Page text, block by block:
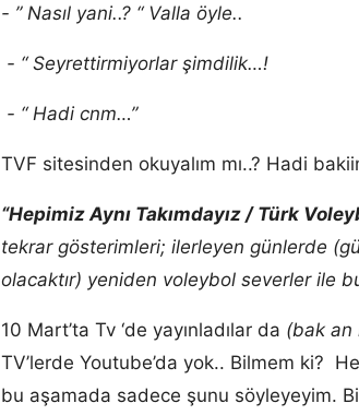
- ” Nasıl yani..? “ Valla öyle..
- “ Seyrettirmiyorlar şimdilik…!
- “ Hadi cnm…”
TVF sitesinden okuyalım mı..? Hadi
“Hepimiz Aynı Takımdayız / Türk
tekrar gösterimleri; ilerleyen günlerde
olacaktır) yeniden voleybol severler ile
10 Mart’ta Tv ‘de yayınladılar da (bak an
TV’lerde Youtube’da yok.. Bilmem ki?
bu aşamada sadece şunu söyleyeyim.